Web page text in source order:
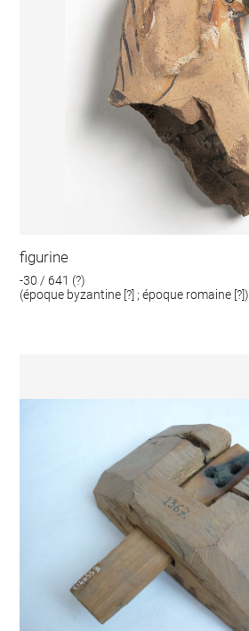
figurine
-30 / 641 (?)
(époque byzantine [?] ; époque romaine [?])